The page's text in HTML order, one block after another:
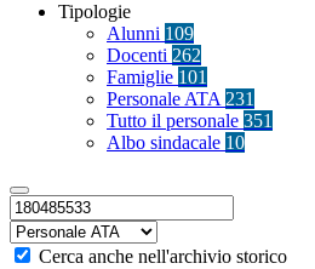
Tipologie
Alunni 109
Docenti 262
Famiglie 101
Personale ATA 231
Tutto il personale 351
Albo sindacale 10
Cerca anche nell'archivio storico